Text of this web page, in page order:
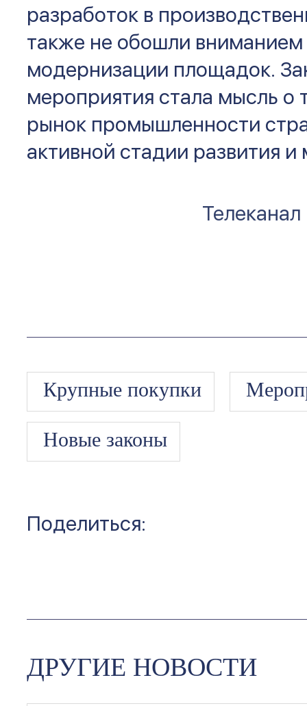
разработок в
также не обошли
модернизации площадок.
мероприятия стала мысль о
рынок промышленности
активной стадии развития
Крупные покупки
Новые законы
Поделиться:
ДРУГИЕ НОВОСТИ